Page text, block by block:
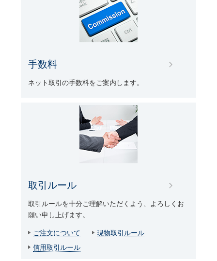
手数料
ネット取引の手数料をご案内します。
取引ルール
取引ルールを十分ご理解いただくよう、よろしくお
願い申し上げます。
ご注文について
現物取引ルール
信用取引ルール